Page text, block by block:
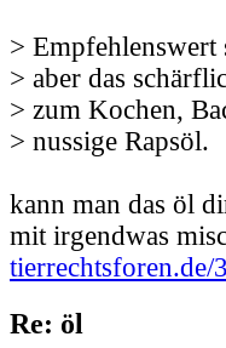
> Empfehlenswert
> aber das
> zum Kochen,
> nussige Rapsöl.
kann man das öl
mit irgendwas
tierrechtsforen.de/
Re: öl